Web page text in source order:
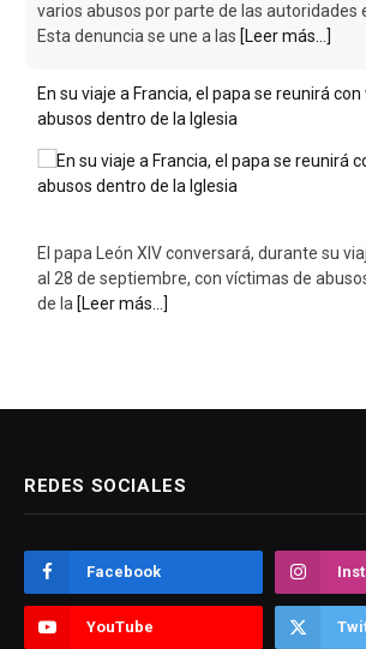
varios abusos por parte de las autoridades
Esta denuncia se une a las [Leer más...]
En su viaje a Francia, el papa se reunirá
abusos dentro de la Iglesia
El papa León XIV conversará, durante su
al 28 de septiembre, con víctimas de
de la [Leer más...]
REDES SOCIALES
Facebook
YouTube